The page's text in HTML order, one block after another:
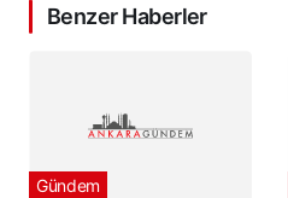
Benzer Haberler
Gündem